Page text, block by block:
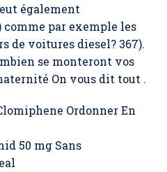
également
par exemple les
de voitures diesel? 367).
se monteront vos
On vous dit tout .
Ordonner En
50 mg Sans